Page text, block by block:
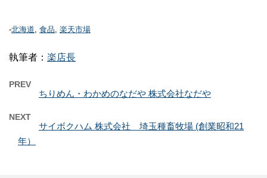
-北海道, 食品, 楽天市場
執筆者： 楽店長
PREV
ちりめん・わかめのなだや 株式会社なだや
NEXT
サイボクハム 株式会社 埼玉種畜牧場 (創業昭和21
年）